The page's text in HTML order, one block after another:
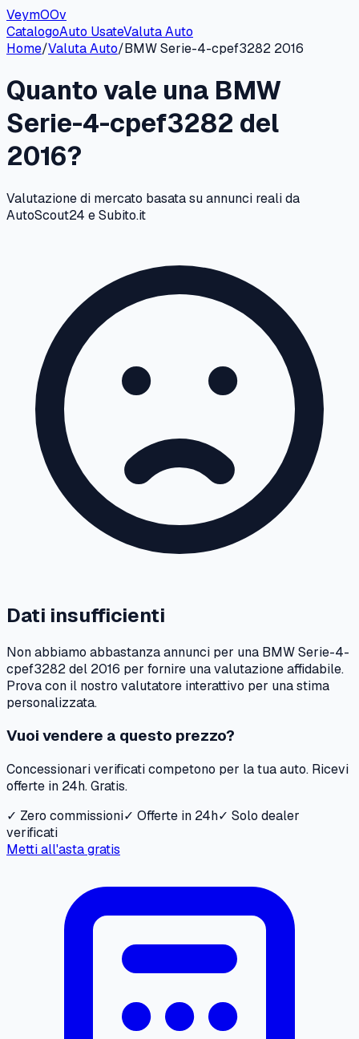
VeymOOv
CatalogoAuto UsateValuta Auto
Home/Valuta Auto/BMWSerie-4-cpef3282 2016
Quanto vale una BMW
Serie-4-cpef3282 del
2016?
Valutazione di mercato basata su annunci reali da
AutoScout24 e Subito.it
Dati insufficienti
Non abbiamo abbastanza annunci per una BMWSerie-4-
cpef3282del 2016 per fornire una valutazione affidabile.
Prova con il nostro valutatore interattivo per una stima
personalizzata.
Vuoi vendere a questo prezzo?
Concessionari verificati competono per la tua auto. Ricevi
offerte in 24h. Gratis.
✓ Zero commissioni✓ Offerte in 24h✓ Solo dealer
verificati
Metti all'asta gratis